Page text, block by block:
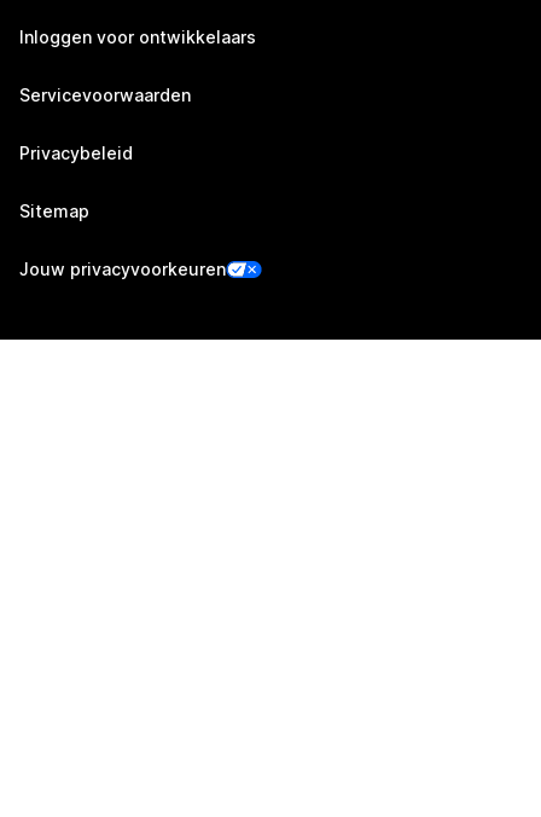
Inloggen voor ontwikkelaars
Servicevoorwaarden
Privacybeleid
Sitemap
Jouw privacyvoorkeuren